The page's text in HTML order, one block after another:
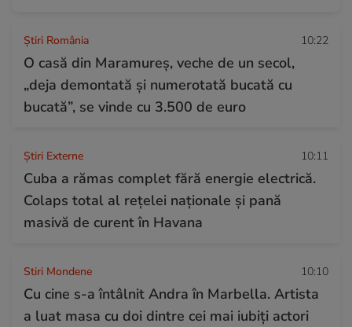
Știri România 10:22
O casă din Maramureș, veche de un secol,
„deja demontată și numerotată bucată cu
bucată”, se vinde cu 3.500 de euro
Știri Externe 10:11
Cuba a rămas complet fără energie electrică.
Colaps total al rețelei naționale și pană
masivă de curent în Havana
Stiri Mondene 10:10
Cu cine s-a întâlnit Andra în Marbella. Artista
a luat masa cu doi dintre cei mai iubiți actori